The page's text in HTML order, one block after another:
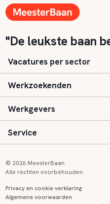
"De leukste baan
Vacatures per sector
Basisonderwijs
Speciaal (basis) onderwijs
Voortgezet onderwijs
Werkzoekenden
Aanmelden
Vacatures
Werkgevers
Inloggen
Service
© 2026 MeesterBaan
Alle rechten voorbehouden
Privacy en cookie verklaring
Algemene voorwaarden